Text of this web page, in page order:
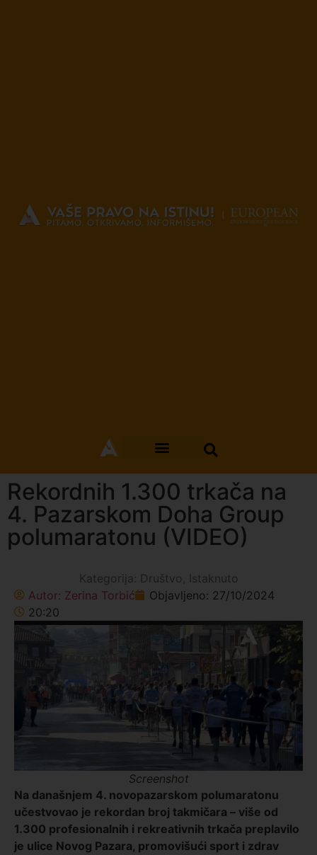
Rekordnih 1.300 trkača na
4. Pazarskom Doha Group
polumaratonu (VIDEO)
Kategorija: Društvo
Istaknuto
Autor: Zerina Torbić Objavljeno: 27/10/2024
20:20
Screenshot
Na današnjem 4. novopazarskom polumaratonu
učestvovao je rekordan broj takmičara – više od
1.300 profesionalnih i rekreativnih trkača preplavilo
je ulice Novog Pazara, promovišući sport i zdrav